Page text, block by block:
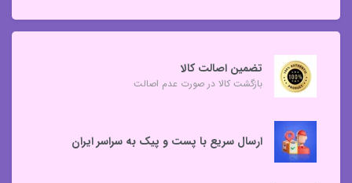
تضمین اصالت کالا
بازگشت کالا در صورت عدم اصالت
ارسال سریع با پست و پیک به سراسر ایران